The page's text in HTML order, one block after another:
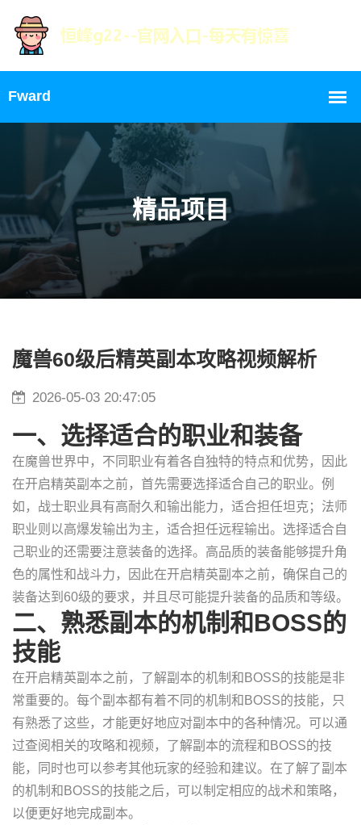
精品项目
魔兽60级后精英副本攻略视频解析
2026-05-03 20:47:05
一、选择适合的职业和装备
在魔兽世界中，不同职业有着各自独特的特点和优势，因此
在开启精英副本之前，首先需要选择适合自己的职业。例
如，战士职业具有高耐久和输出能力，适合担任坦克；法师
职业则以高爆发输出为主，适合担任远程输出。选择适合自
己职业的还需要注意装备的选择。高品质的装备能够提升角
色的属性和战斗力，因此在开启精英副本之前，确保自己的
装备达到60级的要求，并且尽可能提升装备的品质和等级。
二、熟悉副本的机制和BOSS的
技能
在开启精英副本之前，了解副本的机制和BOSS的技能是非
常重要的。每个副本都有着不同的机制和BOSS的技能，只
有熟悉了这些，才能更好地应对副本中的各种情况。可以通
过查阅相关的攻略和视频，了解副本的流程和BOSS的技
能，同时也可以参考其他玩家的经验和建议。在了解了副本
的机制和BOSS的技能之后，可以制定相应的战术和策略，
以便更好地完成副本。